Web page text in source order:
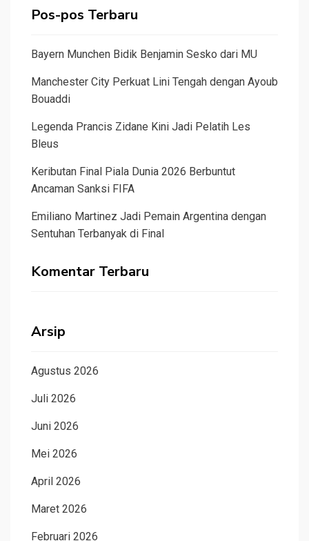
Pos-pos Terbaru
Bayern Munchen Bidik Benjamin Sesko dari MU
Manchester City Perkuat Lini Tengah dengan Ayoub
Bouaddi
Legenda Prancis Zidane Kini Jadi Pelatih Les
Bleus
Keributan Final Piala Dunia 2026 Berbuntut
Ancaman Sanksi FIFA
Emiliano Martinez Jadi Pemain Argentina dengan
Sentuhan Terbanyak di Final
Komentar Terbaru
Arsip
Agustus 2026
Juli 2026
Juni 2026
Mei 2026
April 2026
Maret 2026
Februari 2026